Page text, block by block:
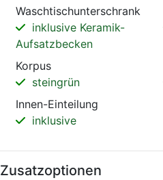
Waschtischunterschrank
inklusive Keramik-
Aufsatzbecken
Korpus
steingrün
Innen-Einteilung
inklusive
Zusatzoptionen